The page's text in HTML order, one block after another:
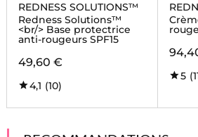
REDNESS SOLUTIONS™
Redness Solutions™
<br/> Base protectrice
anti-rougeurs SPF15
49,60 €
4,1 (10)
5